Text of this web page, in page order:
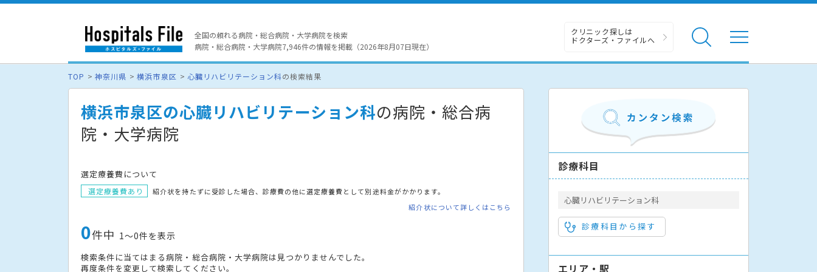
全国の頼れる病院・総合病院・大学病院を検索
病院・総合病院・大学病院7,946件の情報を掲載（2026年8月07日現在）
クリニック探しは
ドクターズ・ファイルへ
TOP 神奈川県 横浜市泉区 心臓リハビリテーション科の検索結果
横浜市泉区の心臓リハビリテーション科の病院・総合病
院・大学病院
選定療養費について
選定療養費あり
紹介状を持たずに受診した場合、診療費の他に選定療養費として別途料金がかかります。
紹介状について詳しくはこちら
0件中 1〜0件を表示
検索条件に当てはまる病院・総合病院・大学病院は見つかりませんでした。
再度条件を変更して検索してください。
診療科目
心臓リハビリテーション科
診療科目から探す
エリア・駅